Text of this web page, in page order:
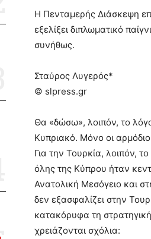
Η Πενταμερής Διάσκεψη
εξελίξει διπλωματικό
συνήθως.
Σταύρος Λυγερός*
© slpress.gr
Θα «δώσω», λοιπόν, το
Κυπριακό. Μόνο οι
Για την Τουρκία, λοιπόν,
όλης της Κύπρου ήταν
Ανατολική Μεσόγειο και
δεν εξασφαλίζει στην
κατακόρυφα τη
χρειάζονται σχόλια: